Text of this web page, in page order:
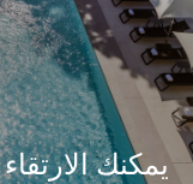
يمكنك